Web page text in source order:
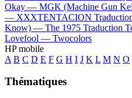
Okay — MGK (Machine Gun
— XXXTENTACION
Know) — The 1975 Traduction
Lovefool — Twocolors
HP mobile
A B C D E F G H I J K L M N O
Thématiques